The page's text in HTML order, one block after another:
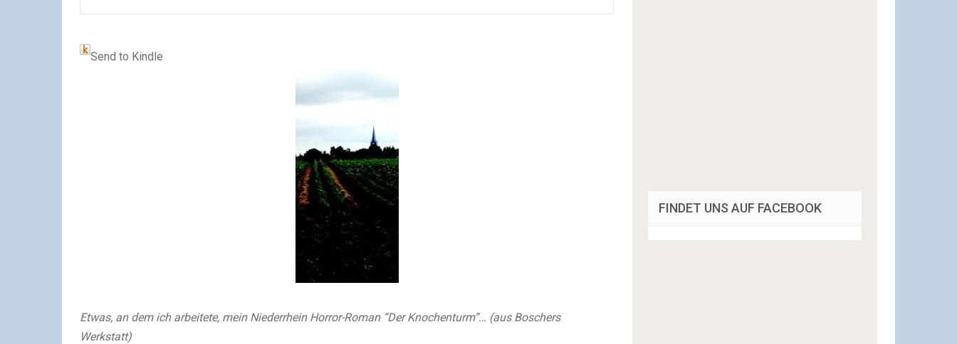
Send to Kindle
Etwas, an dem ich arbeitete, mein Niederrhein Horror-Roman “Der Knochenturm”… (aus Boschers
Werkstatt)
FINDET UNS AUF FACEBOOK